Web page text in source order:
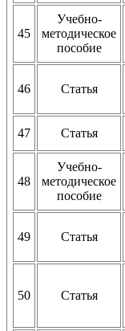
45
Учебно-
методическое
пособие
46 Статья
47 Статья
48
Учебно-
методическое
пособие
49 Статья
50 Статья